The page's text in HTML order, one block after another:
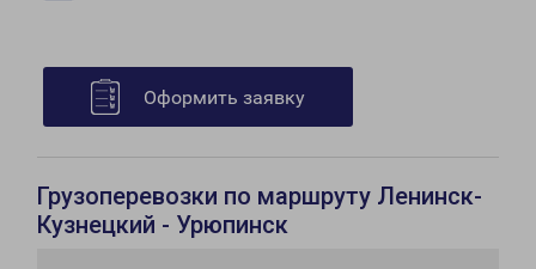
Оформить заявку
Грузоперевозки по маршруту Ленинск-
Кузнецкий - Урюпинск